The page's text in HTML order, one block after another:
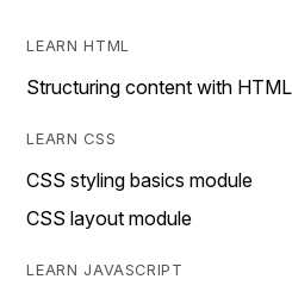
LEARN HTML
Structuring content with
LEARN CSS
CSS styling basics module
CSS layout module
LEARN JAVASCRIPT